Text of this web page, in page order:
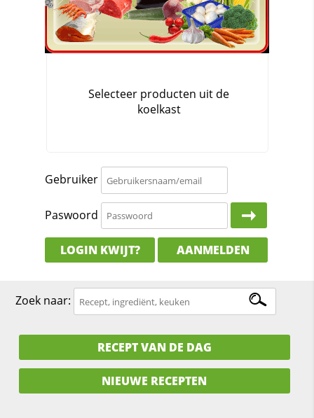
Gebruiker
Paswoord
LOGIN KWIJT? AANMELDEN
Zoek naar:
RECEPT VAN DE DAG
NIEUWE RECEPTEN